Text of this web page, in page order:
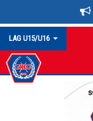
LAG U15/U16
U15/16